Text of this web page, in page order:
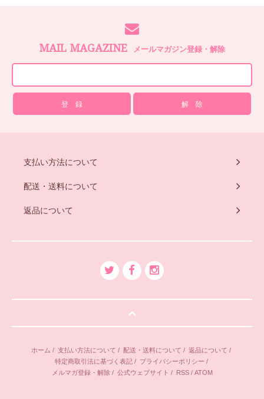
MAIL MAGAZINE メールマガジン登録・解除
支払い方法について
配送・送料について
返品について
ホーム / 支払い方法について / 配送・送料について / 返品について /
特定商取引法に基づく表記/ プライバシーポリシー /
メルマガ登録・解除/ 公式ウェブサイト / RSS/ ATOM